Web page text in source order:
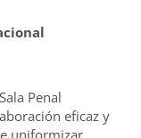
Penal
eficaz y
uniformizar